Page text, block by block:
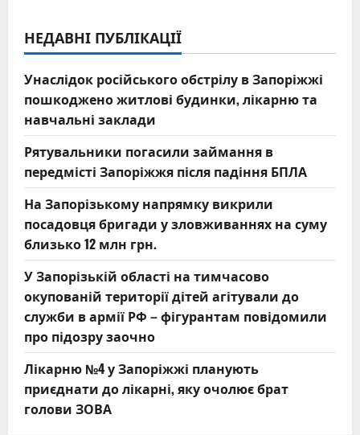
НЕДАВНІ ПУБЛІКАЦІЇ
Унаслідок російського обстрілу в Запоріжжі
пошкоджено житлові будинки, лікарню та
навчальні заклади
Рятувальники погасили займання в
передмісті Запоріжжя після падіння БПЛА
На Запорізькому напрямку викрили
посадовця бригади у зловживаннях на суму
близько 12 млн грн.
У Запорізькій області на тимчасово
окупованій території дітей агітували до
служби в армії РФ – фігурантам повідомили
про підозру заочно
Лікарню №4 у Запоріжжі планують
приєднати до лікарні, яку очолює брат
голови ЗОВА